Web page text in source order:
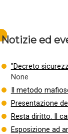
Notizie ed
"Decreto
None
Il metodo
Presentazione
Resta diritto. Il
Esposizione ad